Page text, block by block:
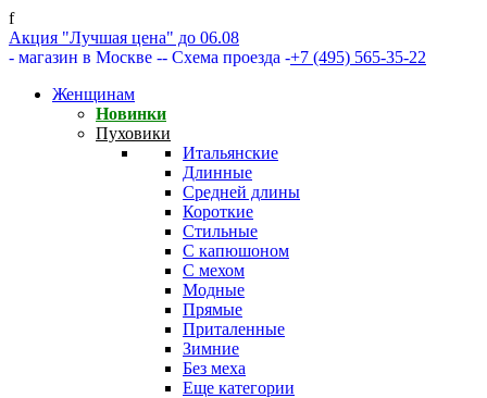
f
Акция "Лучшая цена" до 06.08
- магазин в Москве -- Схема проезда -+7 (495) 565-35-22
Женщинам
Новинки
Пуховики
Итальянские
Длинные
Средней длины
Короткие
Стильные
С капюшоном
С мехом
Модные
Прямые
Приталенные
Зимние
Без меха
Еще категории